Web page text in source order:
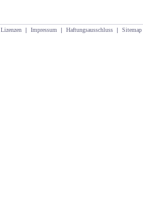
Lizenzen | Impressum | Haftungsausschluss | Sitemap